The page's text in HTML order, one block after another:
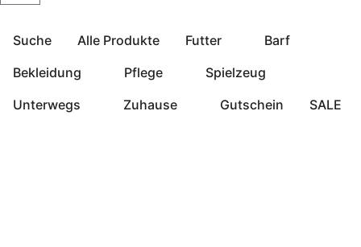
Suche Alle Produkte Futter
Barf
Bekleidung
Pflege
Spielzeug
Unterwegs
Zuhause Gutschein SALE